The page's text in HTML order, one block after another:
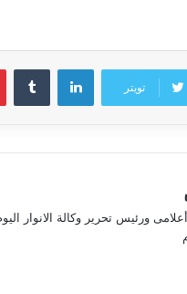
تويتر
لينكدإن
ورئيس تحرير وكالة الانوار